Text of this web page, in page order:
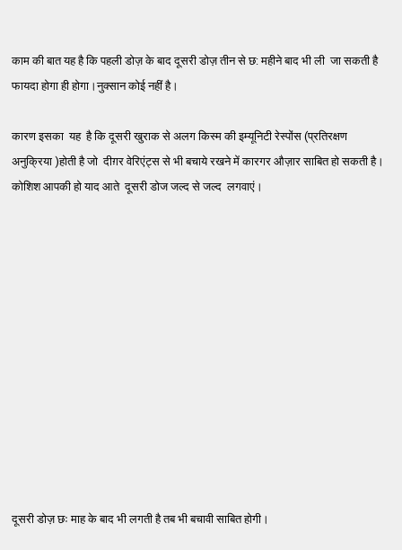
काम की बात यह है कि पहली डोज़ के बाद दूसरी डोज़ तीन से छ: महीने बाद भी ली जा सकती है
फायदा होगा ही होगा।नुक्सान कोई नहीं है।
कारण इसका यह है कि दूसरी खुराक से अलग किस्म की इम्यूनिटी रेस्पोंस (प्रतिरक्षण
अनुक्रिया )होती है जो दीग़र वेरिएंट्स से भी बचाये रखने में कारगर औज़ार साबित हो सकती है।
कोशिश आपकी हो याद आते दूसरी डोज जल्द से जल्द लगवाएं।
दूसरी डोज़ छः माह के बाद भी लगती है तब भी बचावी साबित होगी।